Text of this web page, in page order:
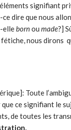
signifiant
dire que nous
ellebornou made?]
nous dirons
Toute
ce signifiant le
de toutes les